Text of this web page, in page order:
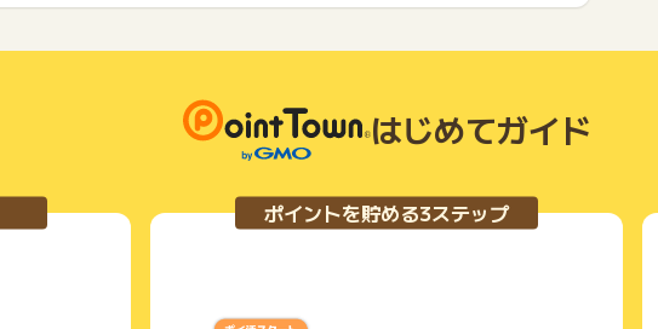
はじめてガイド
ポイントを貯める3ステップ